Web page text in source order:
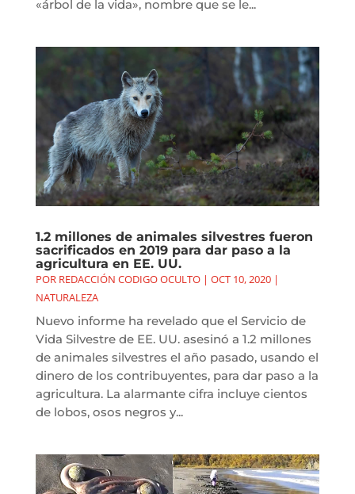
«árbol de la vida», nombre que se le...
1.2 millones de animales silvestres fueron
sacrificados en 2019 para dar paso a la
agricultura en EE. UU.
POR REDACCIÓN CODIGO OCULTO| OCT 10, 2020|
NATURALEZA
Nuevo informe ha revelado que el Servicio de
Vida Silvestre de EE. UU. asesinó a 1.2 millones
de animales silvestres el año pasado, usando el
dinero de los contribuyentes, para dar paso a la
agricultura. La alarmante cifra incluye cientos
de lobos, osos negros y...